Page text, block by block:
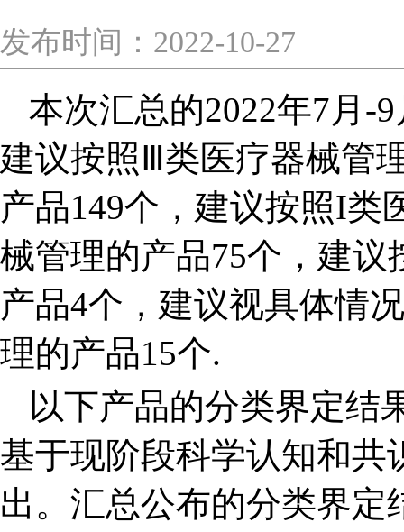
发布时间：2022-10-27
本次汇总的2022年7月-
建议按照Ⅲ类医疗器械管
产品149个，建议按照I类
械管理的产品75个，建
产品4个，建议视具体情
理的产品15个.
以下产品的分类界定结
基于现阶段科学认知和共
出。汇总公布的分类界